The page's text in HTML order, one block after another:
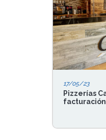
17/05/23
Pizzerías
facturación